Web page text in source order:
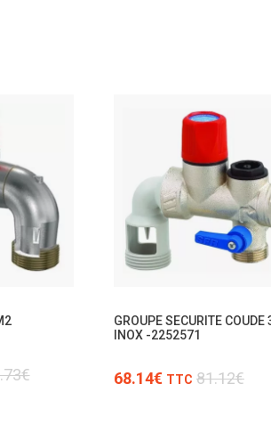
TTC
GROUPE SECURITE COUDE
INOX -2252571
68.14€ TTC 81.12€